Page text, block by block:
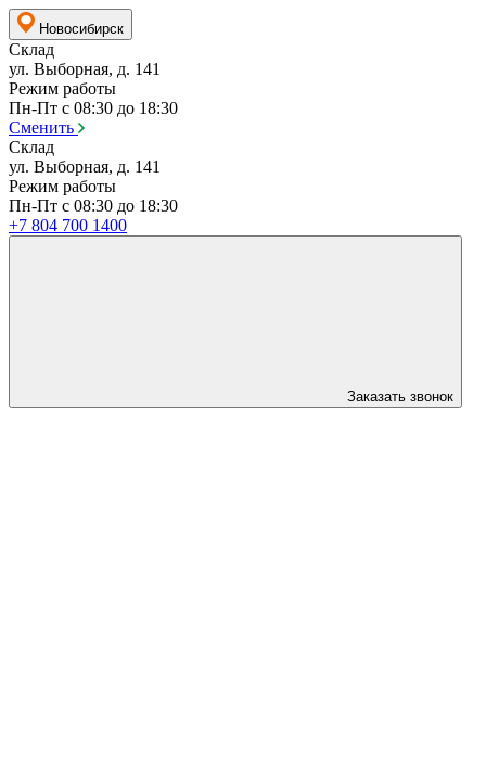
Новосибирск
Склад
ул. Выборная, д. 141
Режим работы
Пн-Пт с 08:30 до 18:30
Сменить
Склад
ул. Выборная, д. 141
Режим работы
Пн-Пт с 08:30 до 18:30
+7 804 700 1400
Заказать звонок